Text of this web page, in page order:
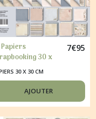
30 x
album faire
carte Scrapmir
WINTER
7€95
30 X 30 CM
AJOUTER